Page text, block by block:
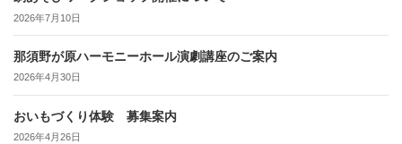
2026年7月10日
那須野が原ハーモニーホール演劇講座のご案内
2026年4月30日
おいもづくり体験 募集案内
2026年4月26日